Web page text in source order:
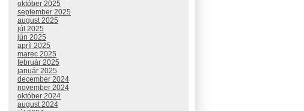
október 2025
september 2025
august 2025
júl 2025
jún 2025
apríl 2025
marec 2025
február 2025
január 2025
december 2024
november 2024
október 2024
august 2024